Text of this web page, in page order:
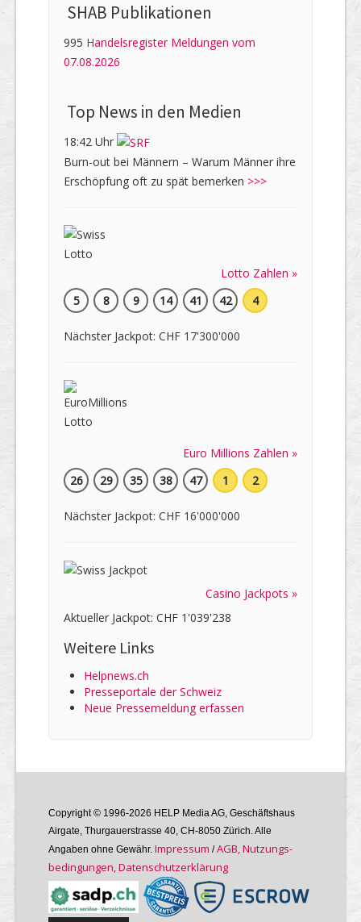
SHAB Publi­kati­onen
995 Handelsregister Meldungen vom
07.08.2026
Top News in den Medien
18:42 Uhr
Burn-out bei Männern – Warum Männer ihre
Erschöpfung oft zu spät bemerken >>>
Lotto Zahlen »
5
8 9 14 41 42 4
Nächster Jackpot: CHF 17'300'000
Euro Millions Zahlen »
26
29 35 38 47 1 2
Nächster Jackpot: CHF 16'000'000
Casino Jackpots »
Aktueller Jackpot: CHF 1'039'238
Weitere Links
Helpnews.ch
Presseportale der Schweiz
Neue Pressemeldung erfassen
Copyright © 1996-2026 HELP Media AG, Geschäftshaus
Airgate, Thurgauer­strasse 40, CH-8050 Zürich. Alle
Angaben ohne Gewähr. Im­pres­sum /AGB, Nutzungs­
bedin­gungen, Daten­schutz­er­klärung